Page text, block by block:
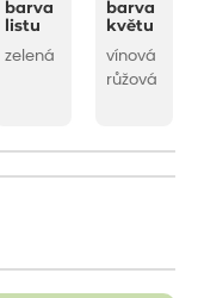
barva
listu
zelená
barva
květu
vínová
růžová